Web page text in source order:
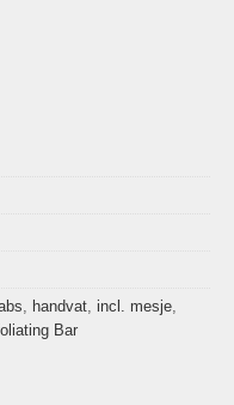
handvat incl. mesje
Bar